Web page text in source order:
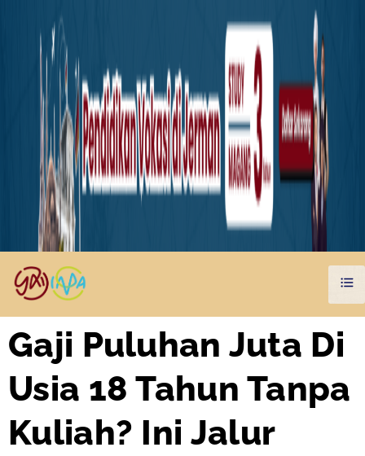
Gaji Puluhan Juta Di
Usia 18 Tahun Tanpa
Kuliah? Ini Jalur